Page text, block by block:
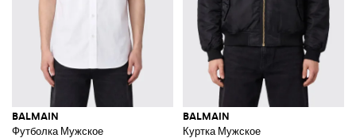
BALMAIN
Футболка Мужское
BALMAIN
Куртка Мужское